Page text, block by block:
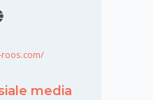
media